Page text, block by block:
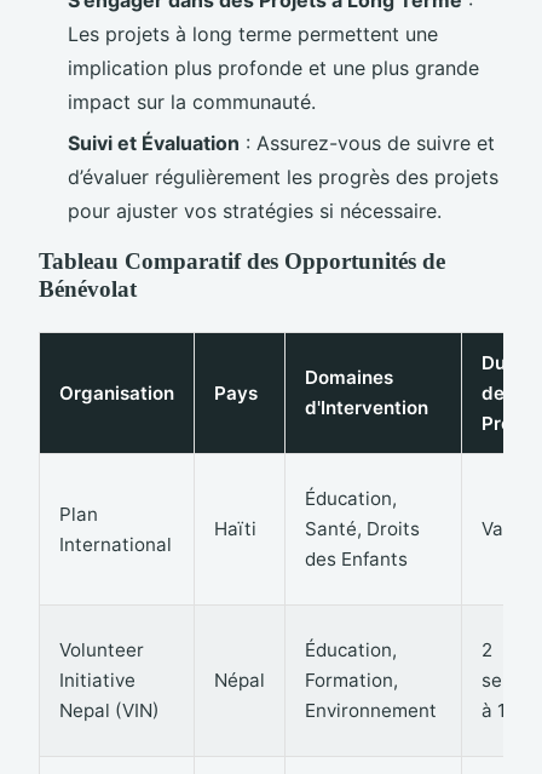
Les projets à long terme permettent une
implication plus profonde et une plus grande
impact sur la communauté.
Suivi et Évaluation : Assurez-vous de suivre et
d’évaluer régulièrement les progrès des projets
pour ajuster vos stratégies si nécessaire.
Tableau Comparatif des Opportunités de
Bénévolat
Organisation Pays
Domaines
d'Intervention
Durée
des
Plan
International
Haïti
Éducation,
Santé, Droits
des Enfants
Volunteer
Initiative
Nepal (VIN)
Népal
Éducation,
Formation,
Environnement
2
à 10